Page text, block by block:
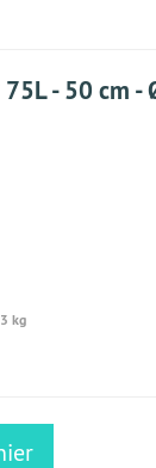
75L - 50 cm -
kg